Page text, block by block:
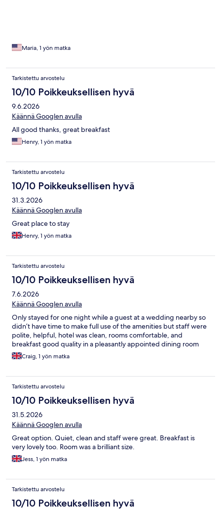
Maria, 1 yön matka
Tarkistettu arvostelu
10/10 Poikkeuksellisen hyvä
9.6.2026
Käännä Googlen avulla
All good thanks, great breakfast
Henry, 1 yön matka
Tarkistettu arvostelu
10/10 Poikkeuksellisen hyvä
31.3.2026
Käännä Googlen avulla
Great place to stay
Henry, 1 yön matka
Tarkistettu arvostelu
10/10 Poikkeuksellisen hyvä
7.6.2026
Käännä Googlen avulla
Only stayed for one night while a guest at a wedding nearby so
didn’t have time to make full use of the amenities but staff were
polite, helpful, hotel was clean, rooms comfortable, and
breakfast good quality in a pleasantly appointed dining room
Craig, 1 yön matka
Tarkistettu arvostelu
10/10 Poikkeuksellisen hyvä
31.5.2026
Käännä Googlen avulla
Great option. Quiet, clean and staff were great. Breakfast is
very lovely too. Room was a brilliant size.
Jess, 1 yön matka
Tarkistettu arvostelu
10/10 Poikkeuksellisen hyvä